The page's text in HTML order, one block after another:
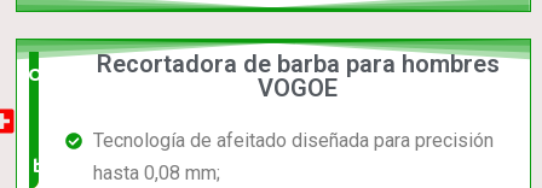
Opción
buena
Recortadora de barba para hombres
VOGOE
Tecnología de afeitado diseñada para precisión
hasta 0,08 mm;